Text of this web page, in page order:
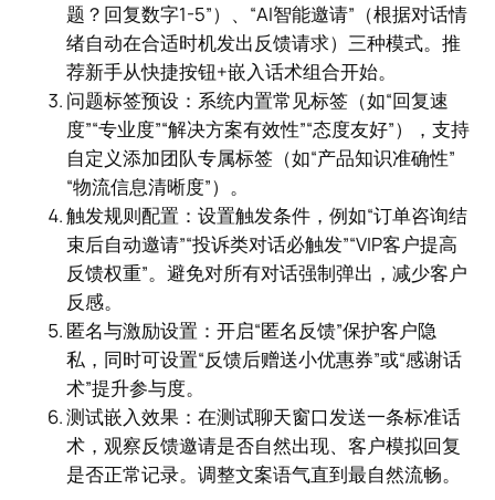
题？回复数字1-5”）、“AI智能邀请”（根据对话情
绪自动在合适时机发出反馈请求）三种模式。推
荐新手从快捷按钮+嵌入话术组合开始。
问题标签预设：系统内置常见标签（如“回复速
度”“专业度”“解决方案有效性”“态度友好”），支持
自定义添加团队专属标签（如“产品知识准确性”
“物流信息清晰度”）。
触发规则配置：设置触发条件，例如“订单咨询结
束后自动邀请”“投诉类对话必触发”“VIP客户提高
反馈权重”。避免对所有对话强制弹出，减少客户
反感。
匿名与激励设置：开启“匿名反馈”保护客户隐
私，同时可设置“反馈后赠送小优惠券”或“感谢话
术”提升参与度。
测试嵌入效果：在测试聊天窗口发送一条标准话
术，观察反馈邀请是否自然出现、客户模拟回复
是否正常记录。调整文案语气直到最自然流畅。